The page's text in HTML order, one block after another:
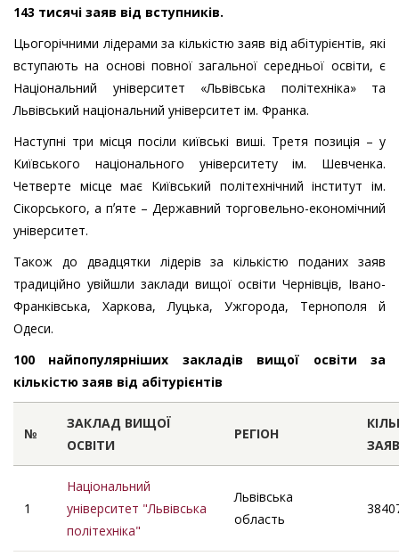
143 тисячі заяв від вступників.
Цьогорічними лідерами за кількістю заяв від абітурієнтів, які
вступають на основі повної загальної середньої освіти, є
Національний університет «Львівська політехніка» та
Львівський національний університет ім. Франка.
Наступні три місця посіли київські виші. Третя позиція – у
Київського національного університету ім. Шевченка.
Четверте місце має Київський політехнічний інститут ім.
Сікорського, а пʼяте – Державний торговельно-економічний
університет.
Також до двадцятки лідерів за кількістю поданих заяв
традиційно увійшли заклади вищої освіти Чернівців, Івано-
Франківська, Харкова, Луцька, Ужгорода, Тернополя й
Одеси.
100 найпопулярніших закладів вищої освіти за
кількістю заяв від абітурієнтів
№
ЗАКЛАД ВИЩОЇ
ОСВІТИ
РЕГІОН
ЗАЯВ
1
Національний
університет "Львівська
політехніка"
Львівська
область